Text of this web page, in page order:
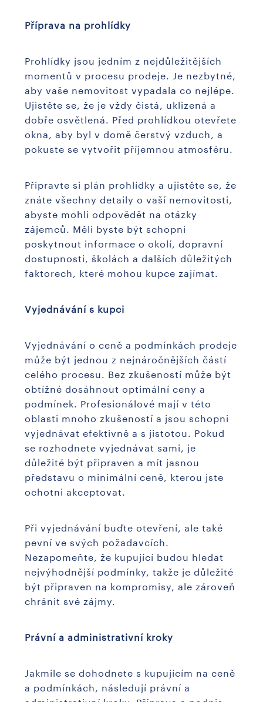
Příprava na prohlídky
Prohlídky jsou jedním z nejdůležitějších
momentů v procesu prodeje. Je nezbytné,
aby vaše nemovitost vypadala co nejlépe.
Ujistěte se, že je vždy čistá, uklizená a
dobře osvětlená. Před prohlídkou otevřete
okna, aby byl v domě čerstvý vzduch, a
pokuste se vytvořit příjemnou atmosféru.
Připravte si plán prohlídky a ujistěte se, že
znáte všechny detaily o vaší nemovitosti,
abyste mohli odpovědět na otázky
zájemců. Měli byste být schopni
poskytnout informace o okolí, dopravní
dostupnosti, školách a dalších důležitých
faktorech, které mohou kupce zajímat.
Vyjednávání s kupci
Vyjednávání o ceně a podmínkách prodeje
může být jednou z nejnáročnějších částí
celého procesu. Bez zkušeností může být
obtížné dosáhnout optimální ceny a
podmínek. Profesionálové mají v této
oblasti mnoho zkušeností a jsou schopni
vyjednávat efektivně a s jistotou. Pokud
se rozhodnete vyjednávat sami, je
důležité být připraven a mít jasnou
představu o minimální ceně, kterou jste
ochotni akceptovat.
Při vyjednávání buďte otevření, ale také
pevní ve svých požadavcích.
Nezapomeňte, že kupující budou hledat
nejvýhodnější podmínky, takže je důležité
být připraven na kompromisy, ale zároveň
chránit své zájmy.
Právní a administrativní kroky
Jakmile se dohodnete s kupujícím na ceně
a podmínkách, následují právní a